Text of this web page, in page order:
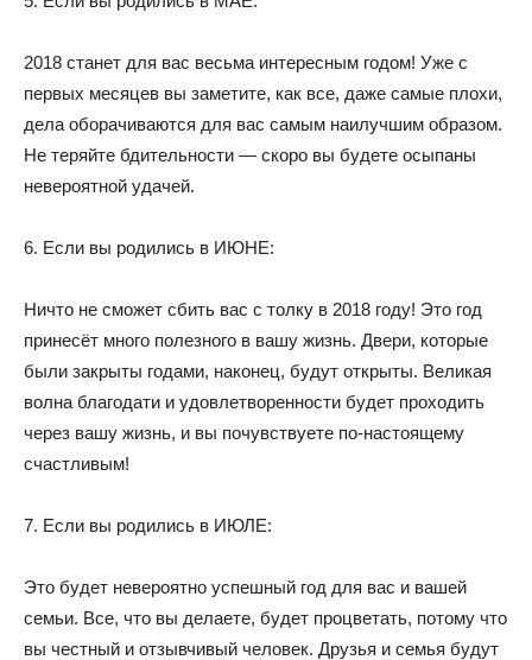
2018 станет для вас весьма интересным годом! Уже с
первых месяцев вы заметите, как все, даже самые плохи,
дела оборачиваются для вас самым наилучшим образом.
Не теряйте бдительности — скоро вы будете осыпаны
невероятной удачей.
6. Если вы родились в ИЮНЕ:
Ничто не сможет сбить вас с толку в 2018 году! Это год
принесёт много полезного в вашу жизнь. Двери, которые
были закрыты годами, наконец, будут открыты. Великая
волна благодати и удовлетворенности будет проходить
через вашу жизнь, и вы почувствуете по-настоящему
счастливым!
7. Если вы родились в ИЮЛЕ:
Это будет невероятно успешный год для вас и вашей
семьи. Все, что вы делаете, будет процветать, потому что
вы честный и отзывчивый человек. Друзья и семья будут